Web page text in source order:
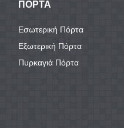
ΠΟΡΤΑ
Εσωτερική Πόρτα
Εξωτερική Πόρτα
Πυρκαγιά Πόρτα